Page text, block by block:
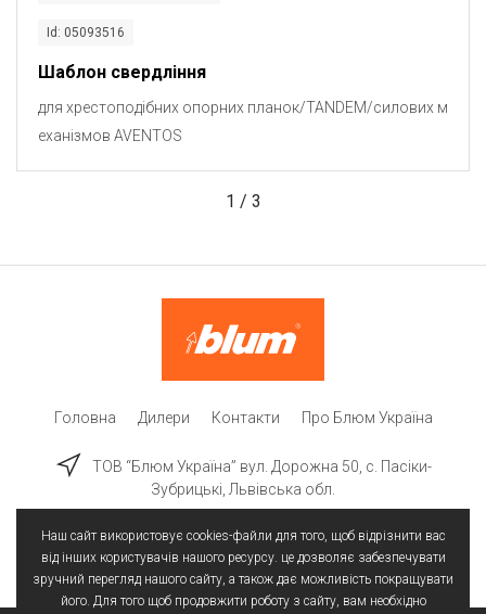
Id: 05093516
Шаблон свердління
для хрестоподібних опорних планок/TANDEM/силових м
еханізмов AVENTOS
1 / 3
Головна Дилери Контакти Про Блюм Україна
ТОВ “Блюм Україна” вул. Дорожна 50, c. Пасіки-
Зубрицькі, Львівська обл.
Наш сайт використовує cookies-файли для того, щоб відрізнити вас
від інших користувачів нашого ресурсу. це дозволяє забезпечувати
зручний перегляд нашого сайту, а також дає можливість покращувати
його. Для того щоб продовжити роботу з сайту, вам необхідно